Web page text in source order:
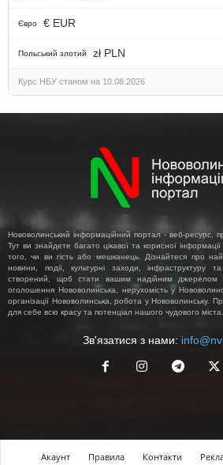
Євро € EUR
Польський злотий zł PLN
Курс НБУ станом на 10.08.2026
Нововолинський інформаційний портал - веб-ресурс,
Тут ви знайдете багато цікавої та корисної
того, чи ви гість або мешканець. Дізнайтеся про
новини, події, культурні заходи, інфраструктуру
створений, щоб стати вашим надійним джерелом
оголошення Нововолинська, нерухомість у
організації Нововолинська, робота у Нововолинську.
для себе всю красу та потенціал нашого чудового міста.
Зв'язатися з нами:
Акаунт Правила Контакти